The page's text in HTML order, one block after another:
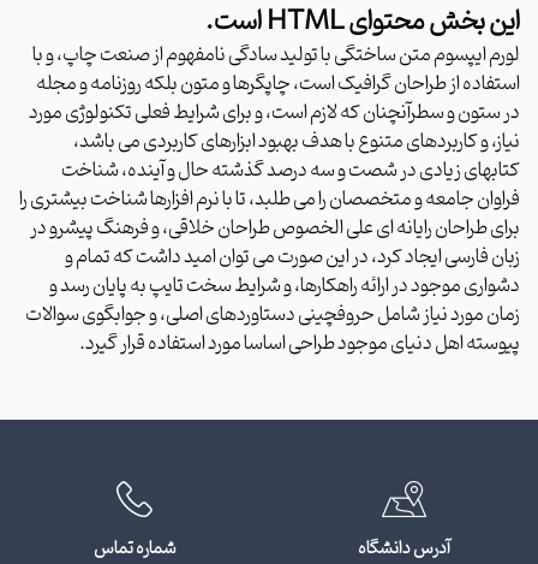
این بخش محتوای HTML است.
لورم ایپسوم متن ساختگی با تولید سادگی نامفهوم از صنعت چاپ، و با
استفاده از طراحان گرافیک است، چاپگرها و متون بلکه روزنامه و مجله
در ستون و سطرآنچنان که لازم است، و برای شرایط فعلی تکنولوژی مورد
نیاز، و کاربردهای متنوع با هدف بهبود ابزارهای کاربردی می باشد،
کتابهای زیادی در شصت و سه درصد گذشته حال و آینده، شناخت
فراوان جامعه و متخصصان را می طلبد، تا با نرم افزارها شناخت بیشتری را
برای طراحان رایانه ای علی الخصوص طراحان خلاقی، و فرهنگ پیشرو در
زبان فارسی ایجاد کرد، در این صورت می توان امید داشت که تمام و
دشواری موجود در ارائه راهکارها، و شرایط سخت تایپ به پایان رسد و
زمان مورد نیاز شامل حروفچینی دستاوردهای اصلی، و جوابگوی سوالات
پیوسته اهل دنیای موجود طراحی اساسا مورد استفاده قرار گیرد.
آدرس دانشگاه
شماره تماس